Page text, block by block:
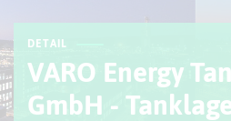
DETAIL
VARO Energy
GmbH -